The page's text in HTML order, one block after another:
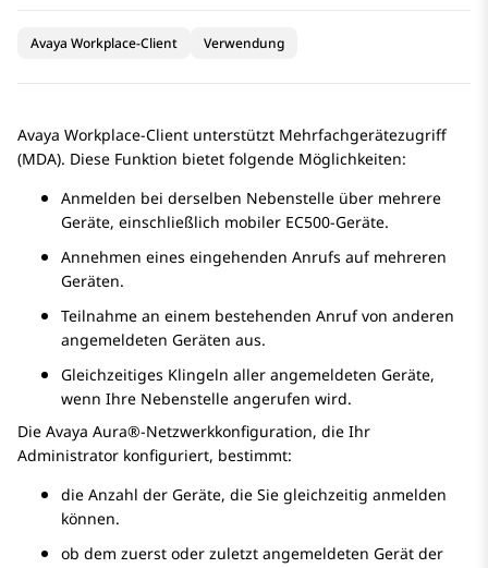
Avaya Workplace-Client Verwendung
Avaya Workplace-Client unterstützt Mehrfachgerätezugriff
(MDA). Diese Funktion bietet folgende Möglichkeiten:
Anmelden bei derselben Nebenstelle über mehrere
Geräte, einschließlich mobiler EC500-Geräte.
Annehmen eines eingehenden Anrufs auf mehreren
Geräten.
Teilnahme an einem bestehenden Anruf von anderen
angemeldeten Geräten aus.
Gleichzeitiges Klingeln aller angemeldeten Geräte,
wenn Ihre Nebenstelle angerufen wird.
Die Avaya Aura®-Netzwerkkonfiguration, die Ihr
Administrator konfiguriert, bestimmt:
die Anzahl der Geräte, die Sie gleichzeitig anmelden
können.
ob dem zuerst oder zuletzt angemeldeten Gerät der